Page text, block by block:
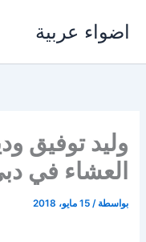
اضواء عربية
وليد توفيق
العشاء في
بواسطة /15 مايو، 2018